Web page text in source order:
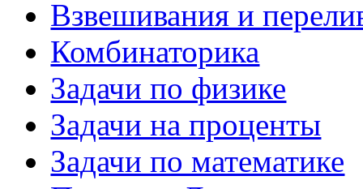
Взвешивания и
Комбинаторика
Задачи по физике
Задачи на проценты
Задачи по математике